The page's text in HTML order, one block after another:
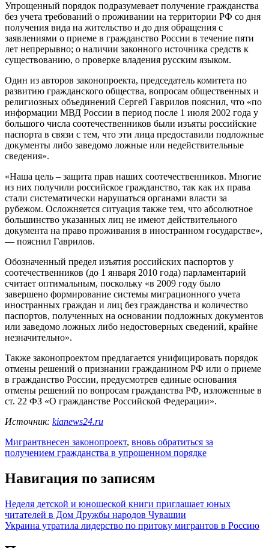
Упрощенный порядок подразумевает получение гражданства
без учета требований о проживании на территории РФ со дня
получения вида на жительство и до дня обращения с
заявлениями о приеме в гражданство России в течение пяти
лет непрерывно; о наличии законного источника средств к
существованию, о проверке владения русским языком.
Один из авторов законопроекта, председатель комитета по
развитию гражданского общества, вопросам общественных и
религиозных объединений Сергей Гаврилов пояснил, что «по
информации МВД России в период после 1 июля 2002 года у
большого числа соотечественников были изъяты российские
паспорта в связи с тем, что эти лица предоставили подложные
документы либо заведомо ложные или недействительные
сведения».
«Наша цель – защита прав наших соотечественников. Многие
из них получили российское гражданство, так как их права
стали систематически нарушаться органами власти за
рубежом. Осложняется ситуация также тем, что абсолютное
большинство указанных лиц не имеют действительного
документа на право проживания в иностранном государстве»,
— пояснил Гаврилов.
Обозначенный предел изъятия российских паспортов у
соотечественников (до 1 января 2010 года) парламентарий
считает оптимальным, поскольку «в 2009 году было
завершено формирование системы миграционного учета
иностранных граждан и лиц без гражданства и количество
паспортов, полученных на основании подложных документов
или заведомо ложных либо недостоверных сведений, крайне
незначительно».
Также законопроектом предлагается унифицировать порядок
отмены решений о признании гражданином РФ или о приеме
в гражданство России, предусмотрев единые основания
отмены решений по вопросам гражданства РФ, изложенные в
ст. 22 ФЗ «О гражданстве Российской Федерации».
Источник: kianews24.ru
Мигрантвнесен законопроект, вновь обратиться за
получением гражданства в упрощенном порядке
Навигация по записям
Неделя детской и юношеской книги приглашает юных
читателей в Дом Дружбы народов Чувашии
Украина утратила лидерство по притоку мигрантов в Россию